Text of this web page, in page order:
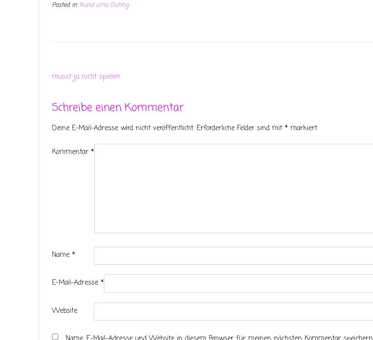
Posted in Rund ums Outing
musst ja nicht spielen
Schreibe einen Kommentar
Deine E-Mail-Adresse wird nicht veröffentlicht. Erforderliche Felder sind mit * markiert
Kommentar *
Name *
E-Mail-Adresse *
Website